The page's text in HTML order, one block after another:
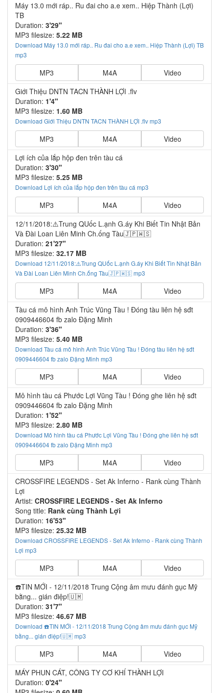
Máy 13.0 mới ráp.. Ru đai cho a.e xem.. Hiệp Thành (Lợi)
TB
Duration: 3'29"
MP3 filesize: 5.22 MB
Download Máy 13.0 mới ráp.. Ru đai cho a.e xem.. Hiệp Thành (Lợi) TB
mp3
MP3 M4A
Video
Giới Thiệu DNTN TACN THÀNH LỢI .flv
Duration: 1'4"
MP3 filesize: 1.60 MB
Download Giới Thiệu DNTN TACN THÀNH LỢI .flv mp3
MP3 M4A
Video
Lợi ích của lắp hộp đen trên tàu cá
Duration: 3'30"
MP3 filesize: 5.25 MB
Download Lợi ích của lắp hộp đen trên tàu cá mp3
MP3 M4A
Video
12/11/2018:⚠️Trung QUốc L.ạnh G.áy Khi Biết Tin Nhật Bản
Và Đài Loan Liên Minh Ch.ống Tàu🇯🇵🇼🇸
Duration: 21'27"
MP3 filesize: 32.17 MB
Download 12/11/2018:⚠️Trung QUốc L.ạnh G.áy Khi Biết Tin Nhật Bản
Và Đài Loan Liên Minh Ch.ống Tàu🇯🇵🇼🇸 mp3
MP3 M4A
Video
Tàu cá mô hình Anh Trúc Vũng Tàu ! Đóng tàu liên hệ sđt
0909446604 fb zalo Đặng Minh
Duration: 3'36"
MP3 filesize: 5.40 MB
Download Tàu cá mô hình Anh Trúc Vũng Tàu ! Đóng tàu liên hệ sđt
0909446604 fb zalo Đặng Minh mp3
MP3 M4A
Video
Mô hình tàu cá Phước Lợi Vũng Tàu ! Đóng ghe liên hệ sđt
0909446604 fb zalo Đặng Minh
Duration: 1'52"
MP3 filesize: 2.80 MB
Download Mô hình tàu cá Phước Lợi Vũng Tàu ! Đóng ghe liên hệ sđt
0909446604 fb zalo Đặng Minh mp3
MP3 M4A
Video
CROSSFIRE LEGENDS - Set Ak Inferno - Rank cùng Thành
Lợi
Artist: CROSSFIRE LEGENDS - Set Ak Inferno
Song title: Rank cùng Thành Lợi
Duration: 16'53"
MP3 filesize: 25.32 MB
Download CROSSFIRE LEGENDS - Set Ak Inferno - Rank cùng Thành
Lợi mp3
MP3 M4A
Video
☎️TIN MỚI - 12/11/2018 Trung Cộng âm mưu đánh gục Mỹ
bằng... gián điệp!🇺🇲
Duration: 31'7"
MP3 filesize: 46.67 MB
Download ☎️TIN MỚI - 12/11/2018 Trung Cộng âm mưu đánh gục Mỹ
bằng... gián điệp!🇺🇲 mp3
MP3 M4A
Video
MÁY PHUN CÁT, CÔNG TY CƠ KHÍ THÀNH LỢI
Duration: 0'24"